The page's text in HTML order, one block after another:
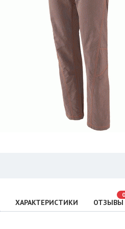
ХАРАКТЕРИСТИКИ ОТЗЫВЫ
0